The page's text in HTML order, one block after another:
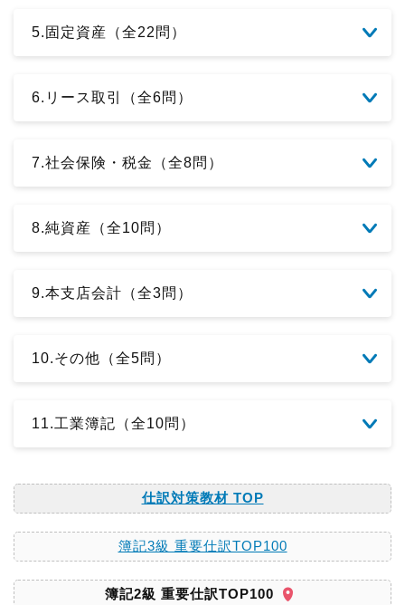
5.固定資産（全22問）
6.リース取引（全6問）
7.社会保険・税金（全8問）
8.純資産（全10問）
9.本支店会計（全3問）
10.その他（全5問）
11.工業簿記（全10問）
仕訳対策教材 TOP
簿記3級 重要仕訳TOP100
簿記2級 重要仕訳TOP100